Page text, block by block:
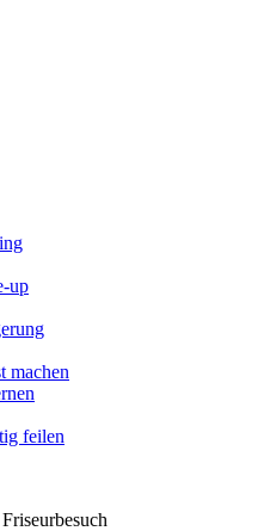
up
machen
feilen